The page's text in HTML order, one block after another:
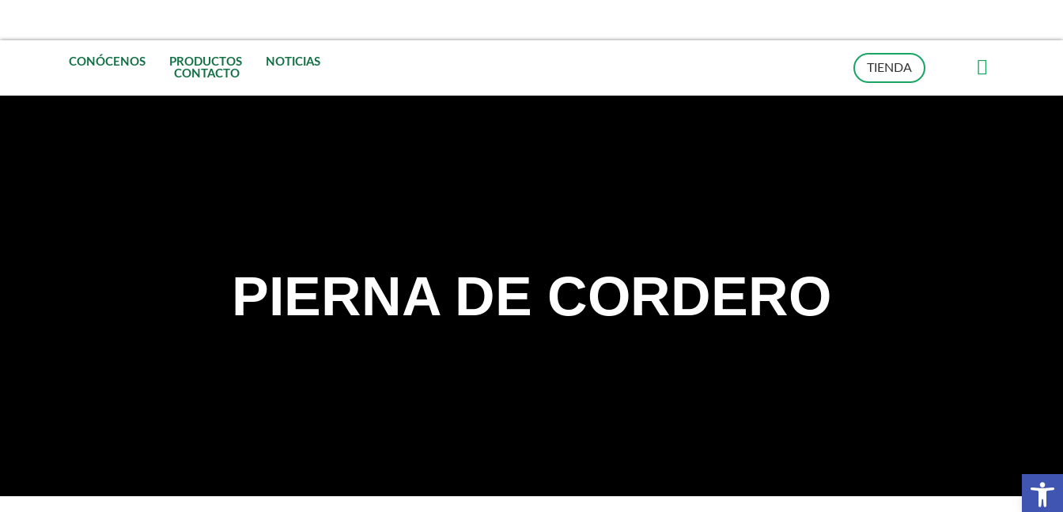
CONÓCENOS PRODUCTOS
NOTICIAS
CONTACTO
TIENDA
PIERNA DE CORDERO
Abrir